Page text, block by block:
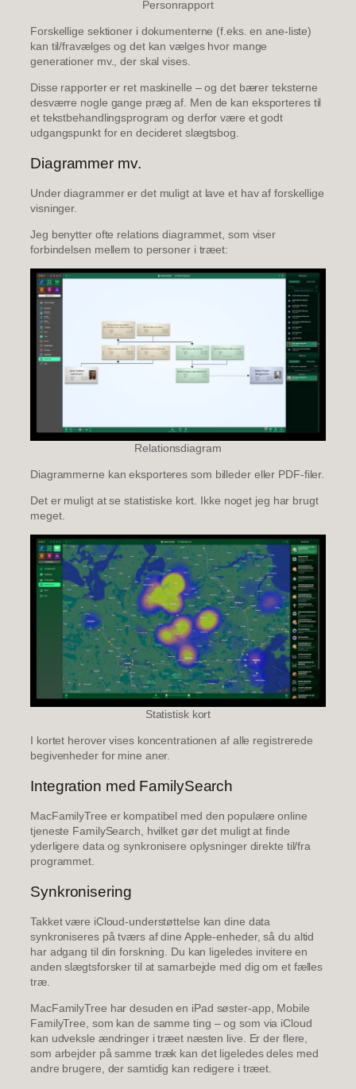
Personrapport
Forskellige sektioner i dokumenterne (f.eks. en ane-liste)
kan til/fravælges og det kan vælges hvor mange
generationer mv., der skal vises.
Disse rapporter er ret maskinelle – og det bærer teksterne
desværre nogle gange præg af. Men de kan eksporteres til
et tekstbehandlingsprogram og derfor være et godt
udgangspunkt for en decideret slægtsbog.
Diagrammer mv.
Under diagrammer er det muligt at lave et hav af forskellige
visninger.
Jeg benytter ofte relations diagrammet, som viser
forbindelsen mellem to personer i træet:
Relationsdiagram
Diagrammerne kan eksporteres som billeder eller PDF-filer.
Det er muligt at se statistiske kort. Ikke noget jeg har brugt
meget.
Statistisk kort
I kortet herover vises koncentrationen af alle registrerede
begivenheder for mine aner.
Integration med FamilySearch
MacFamilyTree er kompatibel med den populære online
tjeneste FamilySearch, hvilket gør det muligt at finde
yderligere data og synkronisere oplysninger direkte til/fra
programmet.
Synkronisering
Takket være iCloud-understøttelse kan dine data
synkroniseres på tværs af dine Apple-enheder, så du altid
har adgang til din forskning. Du kan ligeledes invitere en
anden slægtsforsker til at samarbejde med dig om et fælles
træ.
MacFamilyTree har desuden en iPad søster-app, Mobile
FamilyTree, som kan de samme ting – og som via iCloud
kan udveksle ændringer i træet næsten live. Er der flere,
som arbejder på samme træk kan det ligeledes deles med
andre brugere, der samtidig kan redigere i træet.